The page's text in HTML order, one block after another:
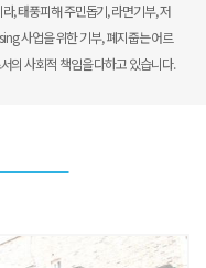
, 태풍피해 주민돕기, 라면기부, 저
사업을 위한기부, 폐지줍는 어르
의 사회적 책임을 다하고 있습니다.